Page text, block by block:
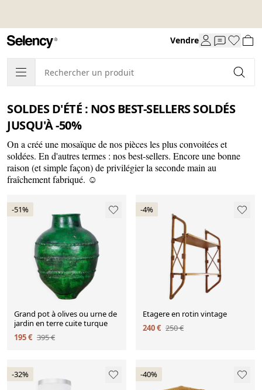
Vendre
SOLDES D'ÉTÉ : NOS BEST-SELLERS SOLDÉS
JUSQU'À -50%
On a créé une mosaïque de nos pièces les plus convoitées et
soldées. En d'autres termes : nos best-sellers. Encore une bonne
raison (et simple façon) de privilégier la seconde main au
fraîchement fabriqué. ☺️
-51%
Grand pot à olives ou urne de
jardin en terre cuite turque
195 € 395 €
-4%
Etagere en rotin vintage
240 € 250 €
-32% -40%